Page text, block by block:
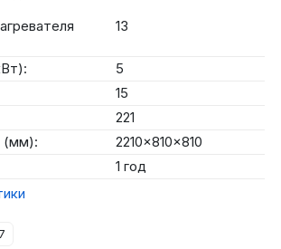
13
5
15
221
(мм):
2210x810x810
1 год